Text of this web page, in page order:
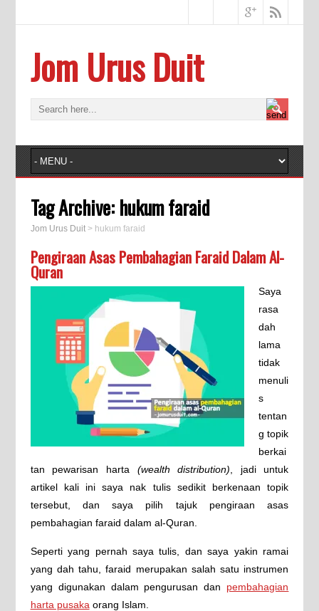
Jom Urus Duit
Tag Archive: hukum faraid
Jom Urus Duit> hukum faraid
Pengiraan Asas Pembahagian Faraid Dalam Al-
Quran
Saya
rasa
dah
lama
tidak
menuli
s
tentan
g topik
berkai
tan pewarisan harta (wealth distribution) , jadi untuk
artikel kali ini saya nak tulis sedikit berkenaan topik
tersebut, dan saya pilih tajuk pengiraan asas
pembahagian faraid dalam al-Quran.
Seperti yang pernah saya tulis, dan saya yakin ramai
yang dah tahu, faraid merupakan salah satu instrumen
yang digunakan dalam pengurusan dan pembahagian
harta pusaka orang Islam.